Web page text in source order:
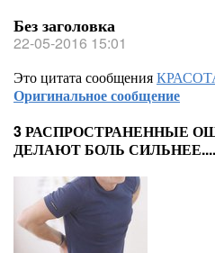
Без заголовка
22-05-2016 15:01
Это цитата сообщения
Оригинальное сообщение
3 РАСПРОСТРАНЕННЫЕ
ДЕЛАЮТ БОЛЬ СИЛЬНЕЕ....